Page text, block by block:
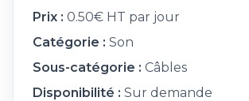
Prix : 0.50€ HT par jour
Catégorie : Son
Sous-catégorie : Câbles
Disponibilité : Sur demande